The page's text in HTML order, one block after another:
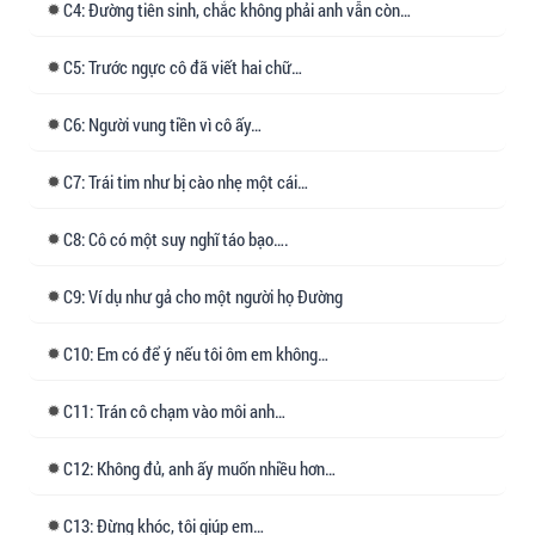
Sau này, cô chọn đúng thời điểm để nói lời tạm
biệt:
em trong ba năm qua.”
nới lỏng cà vạt, ngón tay thon dài nâng cằm cô
Để rời xa Đường Kính Nghiêu, cô gần như lột đi
mới có thể chia tay.
Nhiều năm sau, cô trở về nước, vô tình nghe
“Cô ta thật có gan, năm đó lợi dụng Đường Kính
Nghiêu xong lại đâm sau lưng một nhát, suýt
4: Đường tiên sinh, chắc không phải anh vẫn còn…
5: Trước ngực cô đã viết hai chữ…
6: Người vung tiền vì cô ấy…
7: Trái tim như bị cào nhẹ một cái…
8: Cô có một suy nghĩ táo bạo….
9: Ví dụ như gả cho một người họ Đường
10: Em có để ý nếu tôi ôm em không…
11: Trán cô chạm vào môi anh…
12: Không đủ, anh ấy muốn nhiều hơn…
13: Đừng khóc, tôi giúp em…